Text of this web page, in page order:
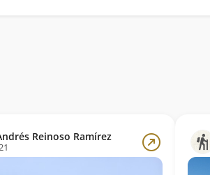
Reinoso Ramírez